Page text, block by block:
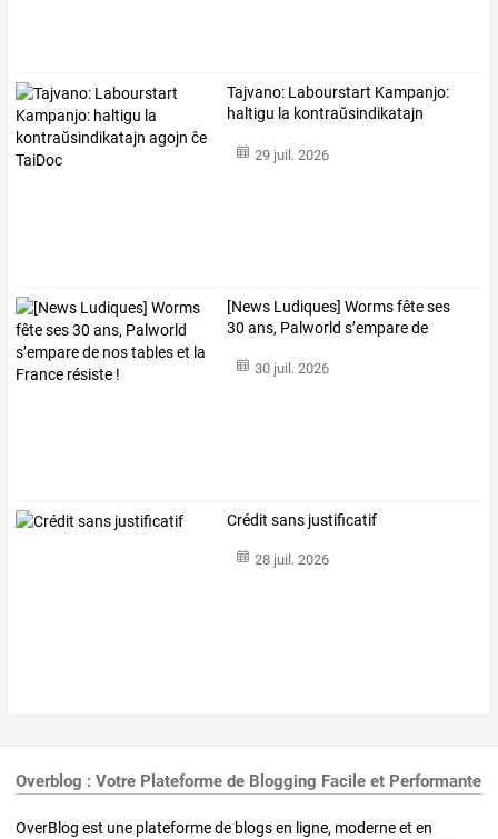
Tajvano: Labourstart Kampanjo:
haltigu la kontraŭsindikatajn
29 juil. 2026
[News Ludiques] Wormsfêteses
30 ans, Palworld s’emparede
30 juil. 2026
Crédit sans justificatif
28 juil. 2026
Overblog : Votre Plateforme de Blogging Facile et Performante
OverBlog est une plateforme de blogs en ligne, moderne et en